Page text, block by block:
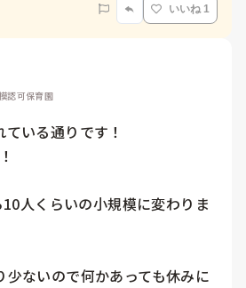
いいね 1
認可保育園
いる通りです！
人くらいの小規模に変わりま
少ないので何かあっても休みに